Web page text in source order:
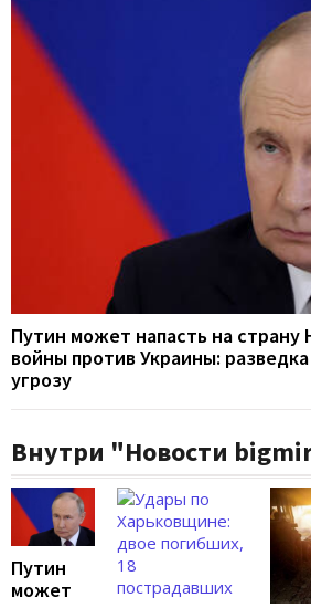
Путин может напасть на
войны против Украины:
угрозу
Внутри "Новости
Путин
может